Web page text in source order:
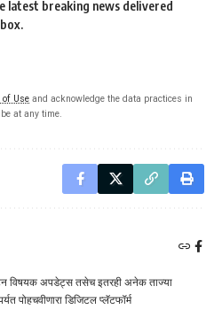
latest breaking news delivered
of Use and acknowledge the data practices in
at any time.
विषयक अपडेट्स तसेच इतरही अनेक ताज्या
पोहचवीणारा डिजिटल प्लॅटफॉर्म